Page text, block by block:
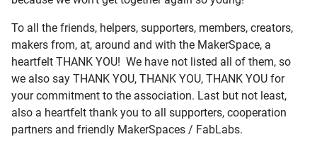
To all the friends, helpers, supporters, members, creators,
makers from, at, around and with the MakerSpace, a
heartfelt THANK YOU! We have not listed all of them, so
we also say THANK YOU, THANK YOU, THANK YOU for
your commitment to the association. Last but not least,
also a heartfelt thank you to all supporters, cooperation
partners and friendly MakerSpaces / FabLabs.